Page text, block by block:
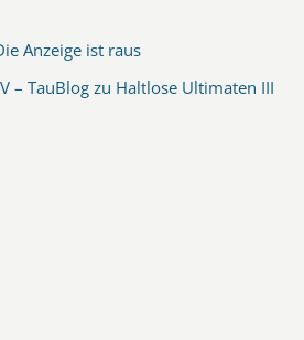
Anzeige ist raus
– TauBlog zu Haltlose Ultimaten III